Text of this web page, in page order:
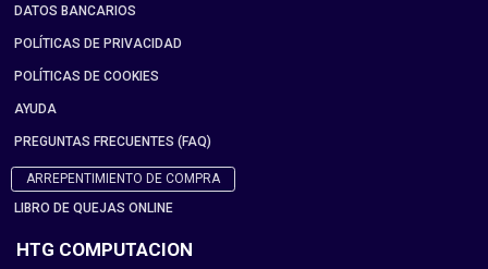
DATOS BANCARIOS
POLÍTICAS DE PRIVACIDAD
POLÍTICAS DE COOKIES
AYUDA
PREGUNTAS FRECUENTES (FAQ)
ARREPENTIMIENTO DE COMPRA
LIBRO DE QUEJAS ONLINE
HTG COMPUTACION